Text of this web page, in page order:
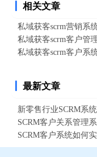
相关文章
私域获客scrm营销系
私域获客scrm客户管
私域获客scrm客户系
最新文章
新零售行业SCRM系
SCRM客户关系管理
SCRM客户系统如何